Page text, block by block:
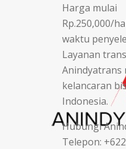
Harga mulai
Rp.250,000/
waktu
Layanan
Anindyatrans
kelancaran
Indonesia.
Hubungi
Telepon: